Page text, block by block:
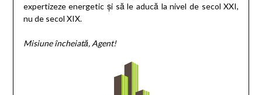
expertizeze energetic și să le aducă la nivel de secol XXI,
nu de secol XIX.
Misiune încheiată, Agent!